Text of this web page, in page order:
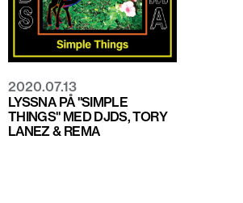
2020.07.13
LYSSNA PÅ "SIMPLE
THINGS" MED DJDS, TORY
LANEZ & REMA